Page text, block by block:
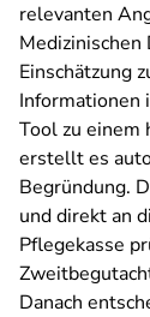
relevanten
Einschätzung
Informationen
Tool zu einem
erstellt es
Begründung.
und direkt an
Pflegekasse
Danach